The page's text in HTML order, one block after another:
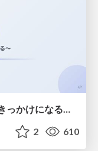
人を補助するAI ～AIとの壁打ちがきっかけになる～ #共創AIミートアップ
2 610